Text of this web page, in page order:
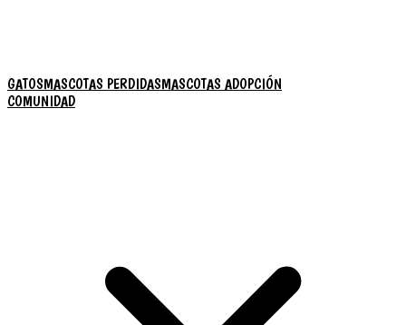
GATOSMASCOTAS PERDIDASMASCOTAS ADOPCIÓN
COMUNIDAD